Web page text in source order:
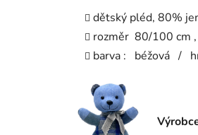
dětský pléd, 80%
rozměr 80/100 cm ,
barva : béžová /